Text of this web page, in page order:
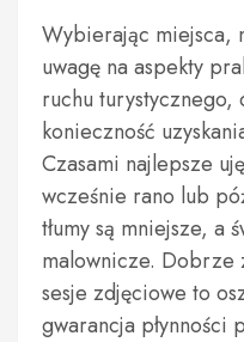
Wybierając miejsca,
uwagę na aspekty
ruchu turystycznego,
konieczność
Czasami najlepsze
wcześnie rano lub
tłumy są mniejsze, a
malownicze. Dobrze
sesje zdjęciowe to
gwarancja płynności